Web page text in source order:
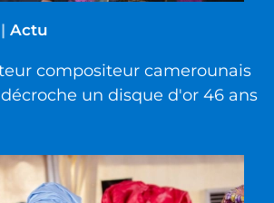
| Actu
compositeur camerounais
un disque d'or 46 ans